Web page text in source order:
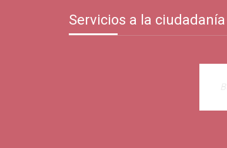
Servicios a la ciudadanía